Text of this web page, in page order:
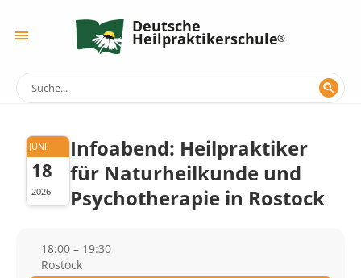
Deutsche
Heilpraktikerschule
JUNI
18
2026
Infoabend: Heilpraktiker
für Naturheilkunde und
Psychotherapie in Rostock
18:00 – 19:30
Rostock